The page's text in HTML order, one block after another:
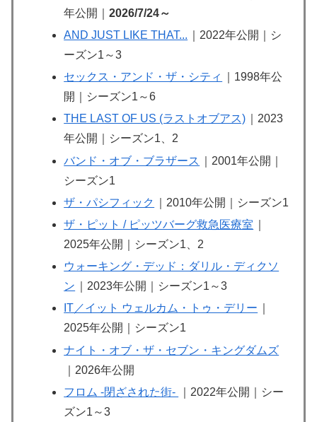
年公開｜2026/7/24～
AND JUST LIKE THAT...
｜2022年公開｜シ
ーズン1～3
セックス・アンド・ザ・シティ
｜1998年公
開｜シーズン1～6
THE LAST OF US (ラストオブアス) ｜2023
年公開｜シーズン1、2
バンド・オブ・ブラザース
｜2001年公開｜
シーズン1
ザ・パシフィック
｜2010年公開｜シーズン1
ザ・ピット / ピッツバーグ救急医療室
2025年公開｜シーズン1、2
ウォーキング・デッド：ダリル・ディクソ
ン
｜2023年公開｜シーズン1～3
IT／イット ウェルカム・トゥ・デリー
2025年公開｜シーズン1
ナイト・オブ・ザ・セブン・キングダムズ
｜2026年公開
フロム -閉ざされた街-
｜2022年公開｜シー
ズン1～3